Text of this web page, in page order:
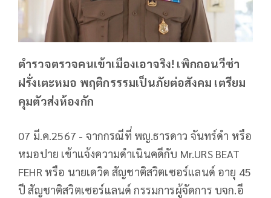
ตำรวจตรวจคนเข้าเมืองเอาจริง! เพิกถอนวีซ่า
ฝรั่งเตะหมอ พฤติกรรรมเป็นภัยต่อสังคม เตรียม
คุมตัวส่งห้องกัก
07 มี.ค.2567 - จากกรณีที่ พญ.ธารดาว จันทร์ดำ หรือ
หมอปาย เข้าแจ้งความดำเนินคดีกับ Mr.URS BEAT
FEHR หรือ นายเดวิด สัญชาติสวิตเซอร์แลนด์ อายุ 45
ปี สัญชาติสวิตเซอร์แลนด์ กรรมการผู้จัดการ บจก.อี